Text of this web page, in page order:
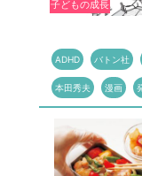
子どもの成長
ADHD バトン社
本田秀夫 漫画